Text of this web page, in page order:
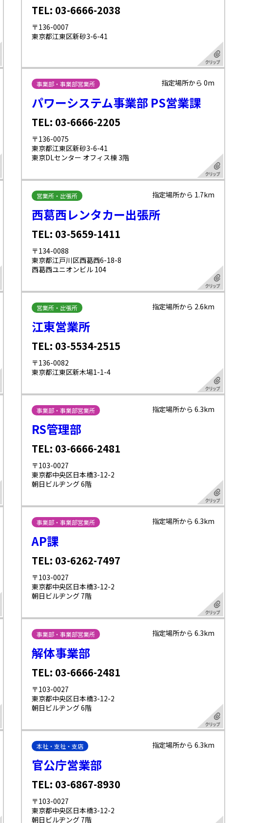
TEL: 03-6666-2038
〒136-0007
東京都江東区新砂3-6-41
事業部・事業部営業所 指定場所から 0m
パワーシステム事業部 PS営業課
TEL: 03-6666-2205
〒136-0075
東京都江東区新砂3-6-41
東京DLセンター オフィス棟 3階
営業所・出張所 指定場所から 1.7km
西葛西レンタカー出張所
TEL: 03-5659-1411
〒134-0088
東京都江戸川区西葛西6-18-8
西葛西ユニオンビル 104
営業所・出張所 指定場所から 2.6km
江東営業所
TEL: 03-5534-2515
〒136-0082
東京都江東区新木場1-1-4
事業部・事業部営業所 指定場所から 6.3km
RS管理部
TEL: 03-6666-2481
〒103-0027
東京都中央区日本橋3-12-2
朝日ビルヂング 6階
事業部・事業部営業所 指定場所から 6.3km
AP課
TEL: 03-6262-7497
〒103-0027
東京都中央区日本橋3-12-2
朝日ビルヂング 7階
事業部・事業部営業所 指定場所から 6.3km
解体事業部
TEL: 03-6666-2481
〒103-0027
東京都中央区日本橋3-12-2
朝日ビルヂング 6階
本社・支社・支店 指定場所から 6.3km
官公庁営業部
TEL: 03-6867-8930
〒103-0027
東京都中央区日本橋3-12-2
朝日ビルヂング 7階